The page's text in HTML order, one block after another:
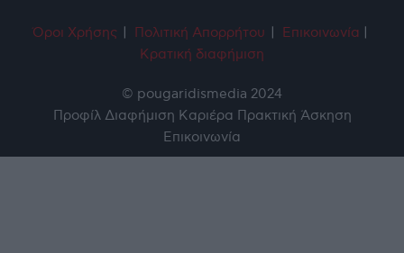
Όροι Χρήσης Πολιτική Απορρήτου Επικοινωνία
Κρατική διαφήμιση
© pougaridismedia 2024
Προφίλ Διαφήμιση Καριέρα Πρακτική Άσκηση
Επικοινωνία